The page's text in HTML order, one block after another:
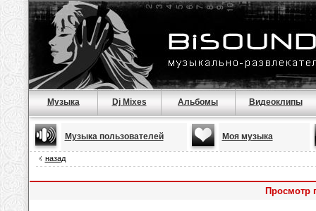
Музыка Dj Mixes Альбомы Видеоклипы
Музыка пользователей Моя музыка
назад
Просмотр